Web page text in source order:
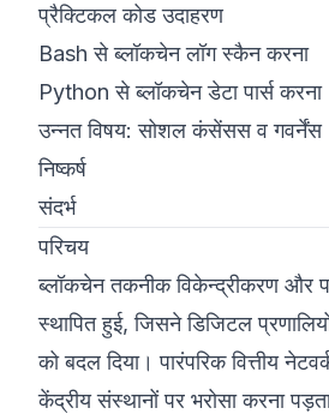
प्रैक्टिकल कोड उदाहरण
Bash से ब्लॉकचेन लॉग स्कैन करना
Python से ब्लॉकचेन डेटा पार्स करना
उन्नत विषय: सोशल कंसेंसस व गवर्नेंस
निष्कर्ष
संदर्भ
परिचय
ब्लॉकचेन तकनीक विकेन्द्रीकरण और
स्थापित हुई, जिसने डिजिटल
को बदल दिया। पारंपरिक वित्तीय
केंद्रीय संस्थानों पर भरोसा करना